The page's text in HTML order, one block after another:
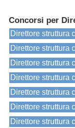
Concorsi per
Direttore struttura
Direttore struttura
Direttore struttura
Direttore struttura
Direttore struttura
Direttore struttura
Direttore struttura